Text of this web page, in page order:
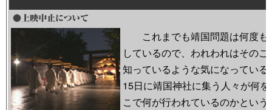
これまでも靖国問題は何度も
しているので、われわれはその
知っているような気になってい
15日に靖国神社に集う人々が何
こで何が行われているのかとい